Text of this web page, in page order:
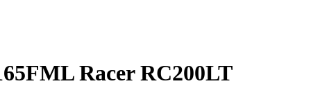
Racer RC200LT